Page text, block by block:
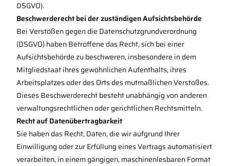
DSGVO).
Beschwerderecht bei der zuständigen Aufsichtsbehörde
Bei Verstößen gegen die Datenschutzgrundverordnung
(DSGVO) haben Betroffene das Recht, sich bei einer
Aufsichtsbehörde zu beschweren, insbesondere in dem
Mitgliedstaat ihres gewöhnlichen Aufenthalts, ihres
Arbeitsplatzes oder des Orts des mutmaßlichen Verstoßes.
Dieses Beschwerderecht besteht unabhängig von anderen
verwaltungsrechtlichen oder gerichtlichen Rechtsmitteln.
Recht auf Datenübertragbarkeit
Sie haben das Recht, Daten, die wir aufgrund Ihrer
Einwilligung oder zur Erfüllung eines Vertrags automatisiert
verarbeiten, in einem gängigen, maschinenlesbaren Format